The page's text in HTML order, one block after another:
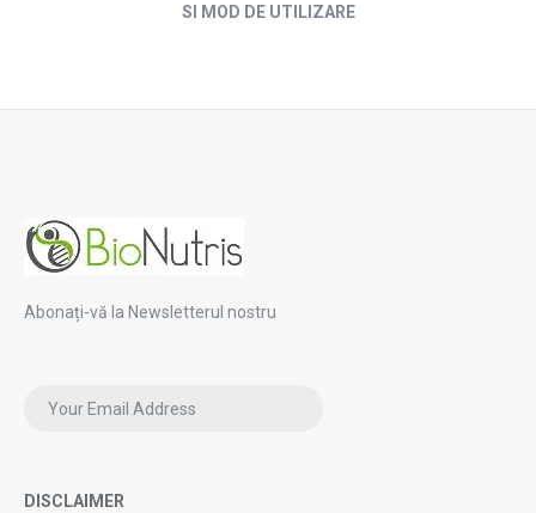
SI MOD DE UTILIZARE
Abonați-vă la Newsletterul nostru
DISCLAIMER